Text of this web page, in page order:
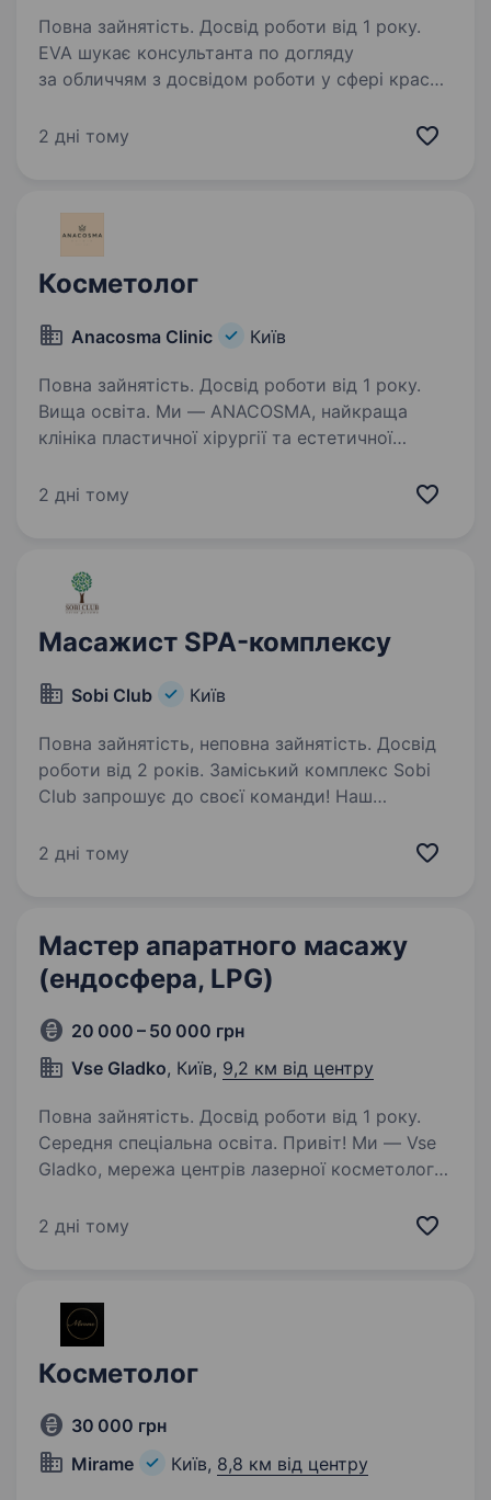
Повна зайнятість. Досвід роботи від 1 року.
EVA шукає консультанта по догляду
за обличчям з досвідом роботи у сфері краси!
Чекаємо в команді EVAfamily! Вимоги: Досвід
2 дні тому
Косметолог
Anacosma Clinic Київ
Повна зайнятість. Досвід роботи від 1 року.
Вища освіта. Ми — ANACOSMA, найкраща
клініка пластичної хірургії та естетичної
обирають нас за перфективний сервіс
2 дні тому
Масажист SPA-комплексу
Sobi Сlub Київ
Повна зайнятість, неповна зайнятість. Досвід
роботи від 2 років. Заміський комплекс Sobi
Club запрошує до своєї команди! Наш
у Вишгородському районі 15 хв. від Києва, у
2 дні тому
Мастер апаратного масажу
(ендосфера, LPG)
20 000 – 50 000 грн
Vse Gladko, Київ, 9,2 км від центру
Повна зайнятість. Досвід роботи від 1 року.
Середня спеціальна освіта. Привіт! Ми — Vse
Gladko, мережа центрів лазерної косметології,
впевненість своїм клієнтам. Якщо ти прагнеш
2 дні тому
Косметолог
30 000 грн
Mirame
Київ, 8,8 км від центру